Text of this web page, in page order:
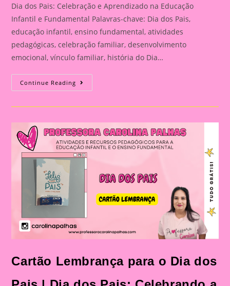
Dia dos Pais: Celebração e Aprendizado na Educação
Infantil e Fundamental Palavras-chave: Dia dos Pais,
educação infantil, ensino fundamental, atividades
pedagógicas, celebração familiar, desenvolvimento
emocional, vínculo familiar, história do Dia…
Continue Reading Atividade
Para
Dia
Dia
Dos
Pais:
Celebração
E
Na
Educação
Infantil
Fundamental
Cartão Lembrança para o Dia dos